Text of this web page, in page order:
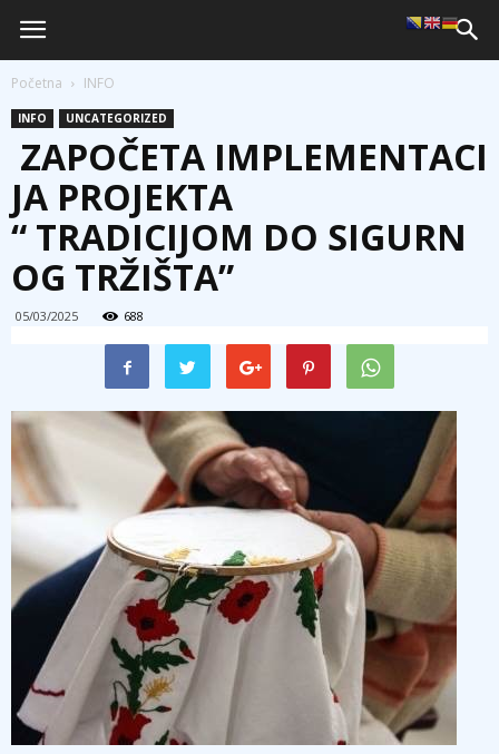
Početna INFO
INFO UNCATEGORIZED
ZAPOČETA IMPLEMENTACI
JA PROJEKTA
“ TRADICIJOM DO SIGURN
OG TRŽIŠTA”
05/03/2025 688